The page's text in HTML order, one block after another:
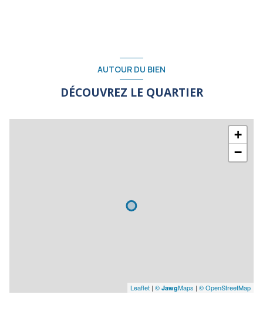
AUTOUR DU BIEN
DÉCOUVREZ LE QUARTIER
+
−
Leaflet | © JawgMaps | © OpenStreetMap